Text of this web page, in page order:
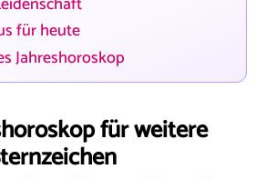
für heute
Jahreshoroskop
für weitere